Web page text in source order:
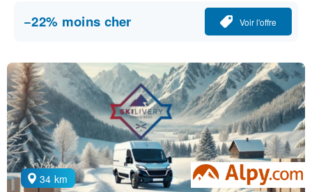
−22% moins cher Voir l'offre
34 km